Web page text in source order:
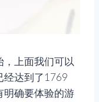
上面我们可以
经达到了1769
明确要体验的游